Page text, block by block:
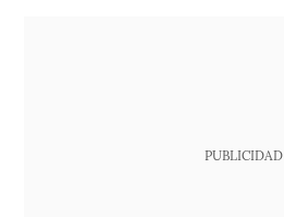
PUBLICIDAD